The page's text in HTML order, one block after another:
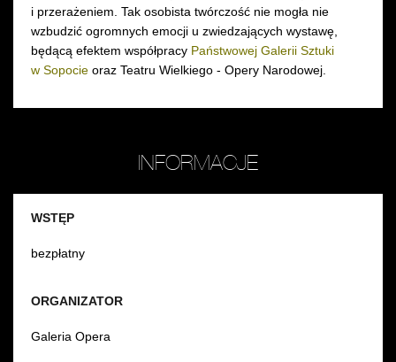
i przerażeniem. Tak osobista twórczość nie mogła nie
wzbudzić ogromnych emocji u zwiedzających wystawę,
będącą efektem współpracy Państwowej Galerii Sztuki
w Sopocie oraz Teatru Wielkiego - Opery Narodowej.
INFORMACJE
ORGANIZATOR
Galeria Opera
WSTĘP
bezpłatny